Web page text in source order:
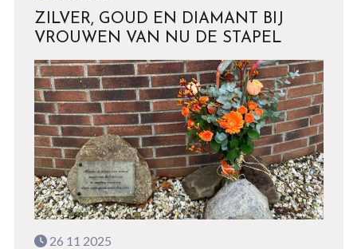
ZILVER, GOUD EN DIAMANT BIJ
VROUWEN VAN NU DE STAPEL
26 11 2025